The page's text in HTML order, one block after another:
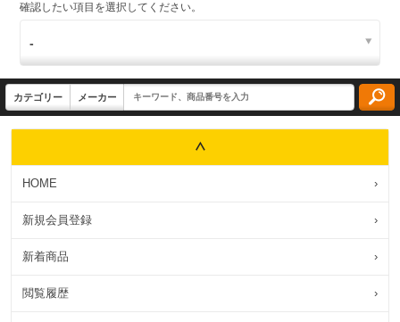
確認したい項目を選択してください。
HOME ›
新規会員登録 ›
新着商品 ›
閲覧履歴 ›